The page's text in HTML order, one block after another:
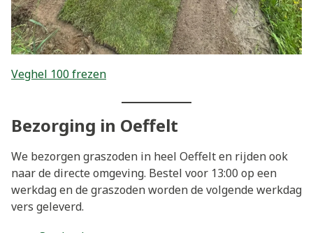
Veghel 100 frezen
Bezorging in Oeffelt
We bezorgen graszoden in heel Oeffelt en rijden ook
naar de directe omgeving. Bestel voor 13:00 op een
werkdag en de graszoden worden de volgende werkdag
vers geleverd.